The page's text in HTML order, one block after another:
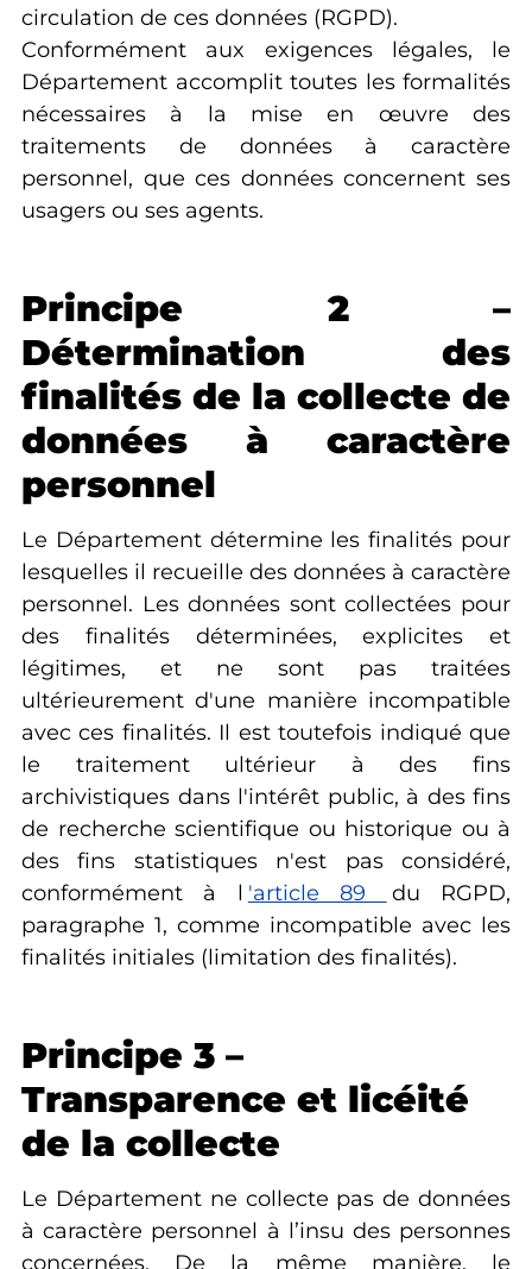
circulation de ces données (RGPD).
Conformément aux exigences légales, le
Département accomplit toutes les formalités
nécessaires à la mise en œuvre des
traitements de données à caractère
personnel, que ces données concernent ses
usagers ou ses agents.
Principe 2 –
Détermination des
finalités de la collecte de
données à caractère
personnel
Le Département détermine les finalités pour
lesquelles il recueille des données à caractère
personnel. Les données sont collectées pour
des finalités déterminées, explicites et
légitimes, et ne sont pas traitées
ultérieurement d'une manière incompatible
avec ces finalités. Il est toutefois indiqué que
le traitement ultérieur à des fins
archivistiques dans l'intérêt public, à des fins
de recherche scientifique ou historique ou à
des fins statistiques n'est pas considéré,
conformément à l 'article 89
du RGPD,
paragraphe 1, comme incompatible avec les
finalités initiales (limitation des finalités).
Principe 3 –
Transparence et licéité
de la collecte
Le Département ne collecte pas de données
à caractère personnel à l’insu des personnes
concernées. De la même manière, le